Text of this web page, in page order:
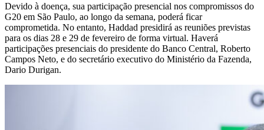
Devido à doença, sua participação presencial nos compromissos do
G20 em São Paulo, ao longo da semana, poderá ficar
comprometida. No entanto, Haddad presidirá as reuniões previstas
para os dias 28 e 29 de fevereiro de forma virtual. Haverá
participações presenciais do presidente do Banco Central, Roberto
Campos Neto, e do secretário executivo do Ministério da Fazenda,
Dario Durigan.